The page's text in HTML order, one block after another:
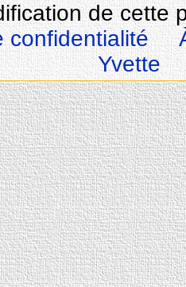
de cette
confidentialité
Yvette